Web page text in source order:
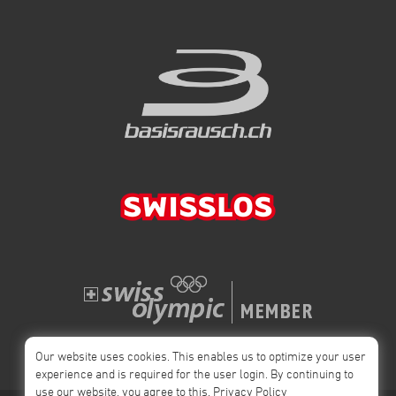
begonnen mit einem sehr starken Teilnehmerfeld. Viele
internationale Top Piloten sind am Monte Grappa Trophy am Start
und sorgen für spannende Rennen in den kommenden Tagen bis
am 6 April. Anspruchsvolle Startbedingungen Der erste Tag brachte
gute aber fordernde Bedingungen. Auf rund 1500 Metern war es
über die ersten zwei Wendepunkte hinweg blieb das Feld
weitgehend geschlossen. Das Tempo war hoch aber die
während eine kleinere Gruppe den Weg ins Flachland wählte. Das
erwies sich als die bessere Entscheidung. Die Piloten im Flachland
fanden ruhigere Luft bessere Steigwerte und sehr effiziente
Gleitlinien. Es war schönes Fliegen und zeigte gut wie wichtig die
richtige taktische Entscheidung sein kann. Am Schluss kamen 103
Piloten ins Ziel, eine durchmischen gab es wegen den Lead-Out
Punkten. Ausblick Die Prognosen für die nächsten Tage sind
Our website uses cookies. This enables us to optimize your user
experience and is required for the user login. By continuing to
use our website, you agree to this. Privacy Policy